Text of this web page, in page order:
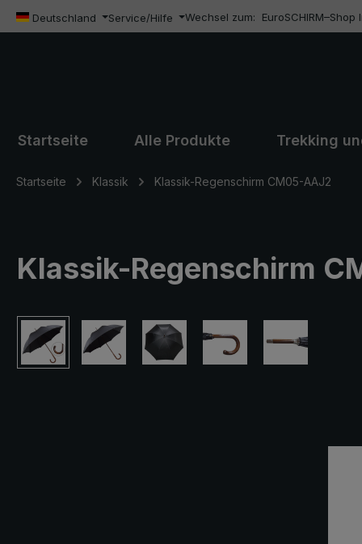
Hauptinhalt springen
Zur Suche springen
Zur Hauptnavigation springen
Deutschland Service/Hilfe Wechsel zum:
Startseite Alle Produkte Trekking
Startseite Klassik Klassik-Regenschirm CM05-AAJ2
Klassik-Regenschirm
Bildergalerie überspringen